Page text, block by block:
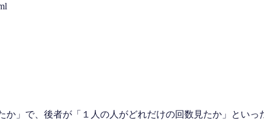
」で、後者が「１人の人がどれだけの回数見たか」といっ